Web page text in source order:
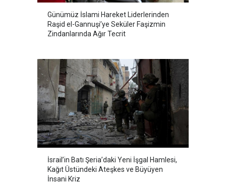
Günümüz İslami Hareket Liderlerinden
Raşid el-Gannuşi’ye Seküler Faşizmin
Zindanlarında Ağır Tecrit
İsrail’in Batı Şeria’daki Yeni İşgal Hamlesi,
Kağıt Üstündeki Ateşkes ve Büyüyen
İnsani Kriz